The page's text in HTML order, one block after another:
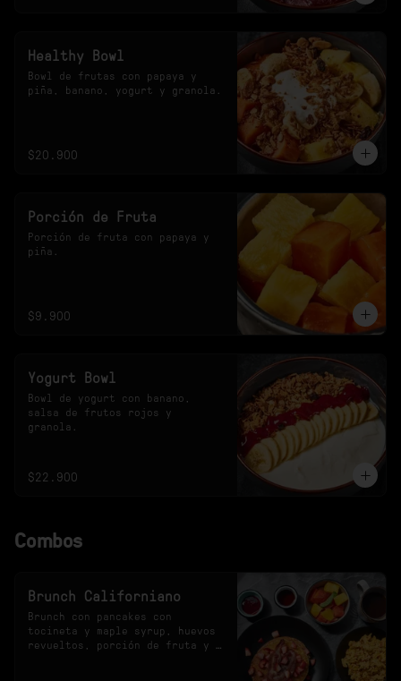
Healthy Bowl
Bowl de frutas con papaya y
piña, banano, yogurt y granola.
$20.900
Porción de Fruta
Porción de fruta con papaya y
piña.
$9.900
Yogurt Bowl
Bowl de yogurt con banano,
salsa de frutos rojos y
granola.
$22.900
Combos
Brunch Californiano
Brunch con pancakes con
tocineta y maple syrup, huevos
revueltos, porción de fruta y